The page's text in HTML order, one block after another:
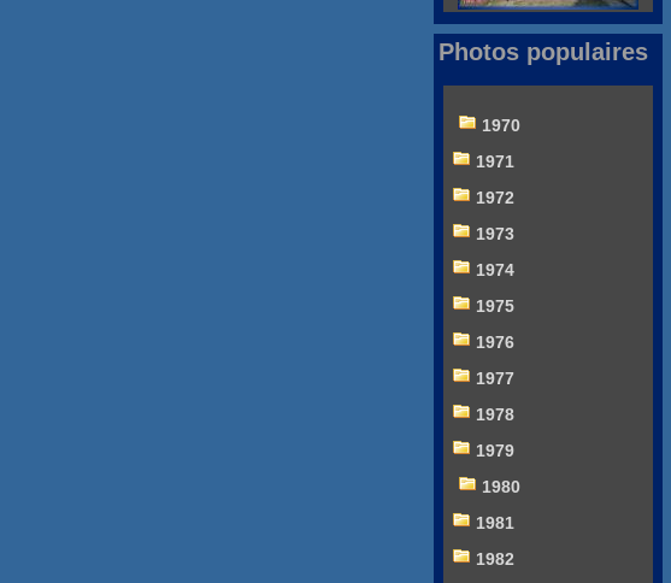
Photos populaires
1970
1971
1972
1973
1974
1975
1976
1977
1978
1979
1980
1981
1982